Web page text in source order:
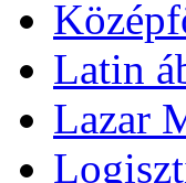
Latin
Lazar